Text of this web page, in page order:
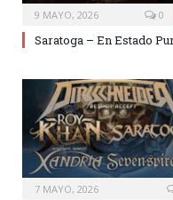
9 MAYO, 2026 0
Saratoga – En Estado
7 MAYO, 2026